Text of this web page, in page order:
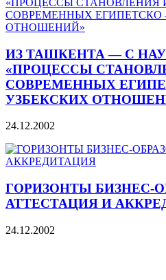
ИЗ ТАШКЕНТА — С
«ПРОЦЕССЫ
СОВРЕМЕННЫХ
УЗБЕКСКИХ
24.12.2002
ГОРИЗОНТЫ БИЗНЕС-
АТТЕСТАЦИЯ И
24.12.2002